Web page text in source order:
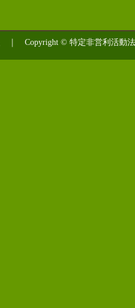
｜ Copyright © 特定非営利活動法